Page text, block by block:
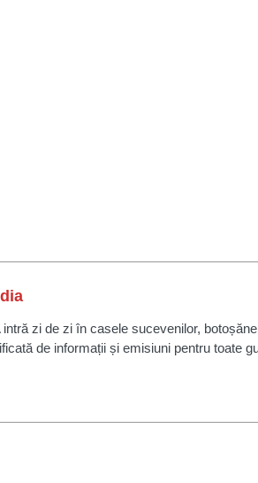
zi de zi în casele sucevenilor,
de informații și emisiuni pentru toate